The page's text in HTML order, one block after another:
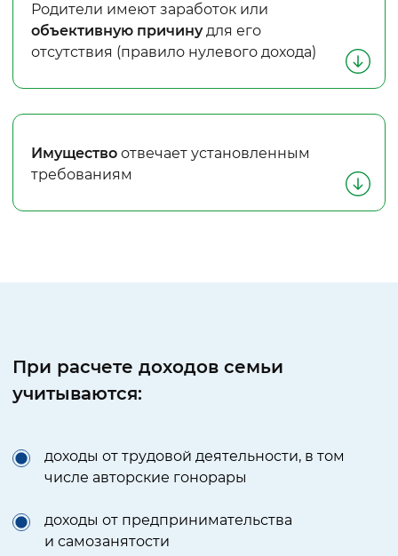
Родители имеют заработок или
объективную причинудля его
отсутствия (правило нулевого дохода)
Имущество отвечает установленным
требованиям
При расчете доходов семьи
учитываются:
доходы от трудовой деятельности, в том
числе авторские гонорары
доходы от предпринимательства
и самозанятости